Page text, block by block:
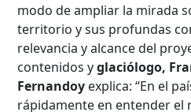
modo de ampliar la mirada
territorio y sus profundas
relevancia y alcance del
contenidos yglaciólogo,
Fernandoy explica: “En el
rápidamente en entender el